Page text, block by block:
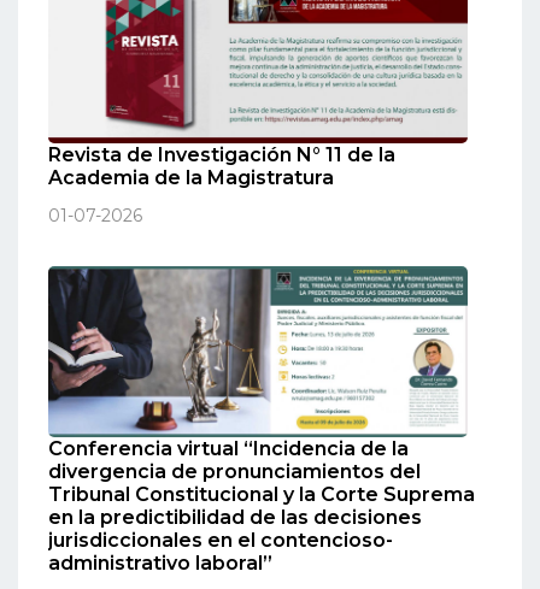
Revista de Investigación N° 11 de la
Academia de la Magistratura
01-07-2026
Conferencia virtual “Incidencia de la
divergencia de pronunciamientos del
Tribunal Constitucional y la Corte Suprema
en la predictibilidad de las decisiones
jurisdiccionales en el contencioso-
administrativo laboral”